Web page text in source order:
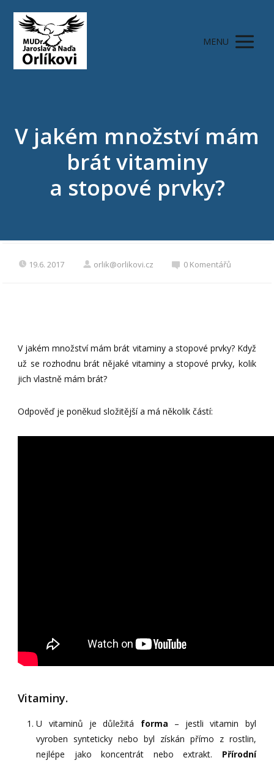
MENU
V jakém množství mám
brát vitaminy
a stopové prvky?
19.6. 2017 orlik@orlikovi.cz 0 Komentářů
V jakém množství mám brát vitaminy a stopové prvky? Když
už se rozhodnu brát nějaké vitaminy a stopové prvky, kolik
jich vlastně mám brát?
Odpověď je poněkud složitější a má několik částí:
Vitaminy.
U vitaminů je důležitá forma – jestli vitamin byl
vyroben synteticky nebo byl získán přímo z rostlin,
nejlépe jako koncentrát nebo extrakt. Přírodní